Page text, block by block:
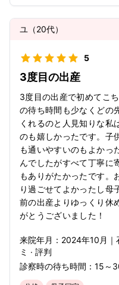
ユ （20代）
5
3度目の出産
3度目の出産で初めてこ
の待ち時間も少なくどの
くれるのと人見知りな私
のも嬉しかったです。子
も通いやすいのもよかっ
んでしたがすべて丁寧に
もありがたかったです。
り過ごせてよかったし母
前の出産よりゆっくり休
がとうございました！
来院年月： 2024年10月 ｜
ミ · 評判
診察時の待ち時間： 15～